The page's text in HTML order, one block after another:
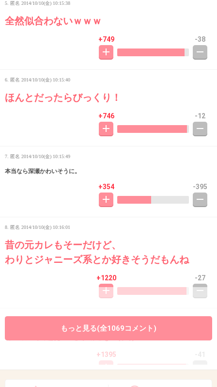
5. 匿名 2014/10/10(金) 10:15:38
全然似合わないｗｗｗ
+749 -38
6. 匿名 2014/10/10(金) 10:15:40
ほんとだったらびっくり！
+746 -12
7. 匿名 2014/10/10(金) 10:15:49
本当なら深瀬かわいそうに。
+354 -395
8. 匿名 2014/10/10(金) 10:16:01
昔の元カレもそーだけど、
わりとジャニーズ系とか好きそうだもんね
+1220 -27
9. 匿名
本当に手越は遊び人だな（笑）
+1395
もっと見る(全1069コメント)